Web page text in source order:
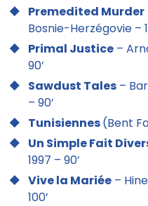
Premedited Murder
Bosnie-Herzégovie –
Primal Justice –
90’
Sawdust Tales –
– 90’
Tunisiennes(Bent
Un Simple Fait
1997 – 90’
Vive la Mariée –
100’